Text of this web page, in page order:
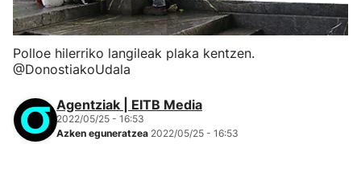
Polloe hilerriko langileak plaka kentzen.
@DonostiakoUdala
Agentziak | EITB Media
2022/05/25 - 16:53
Azken eguneratzea 2022/05/25 - 16:53